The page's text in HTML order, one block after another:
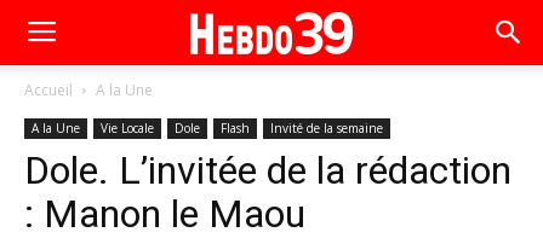
Accueil A la Une
A la Une Vie Locale Dole Flash Invité de la semaine
Dole. L’invitée de la rédaction
: Manon le Maou